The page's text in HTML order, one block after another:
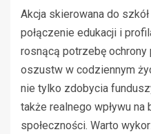
Akcja skierowana do
połączenie edukacji i
rosnącą potrzebę
oszustw w codziennym
nie tylko zdobycia
także realnego wpływu
społeczności. Warto